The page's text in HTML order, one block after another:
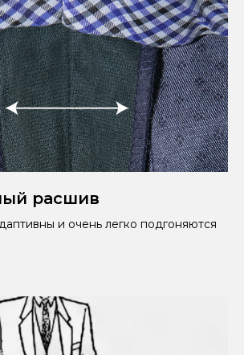
расшив
и очень легко подгоняются